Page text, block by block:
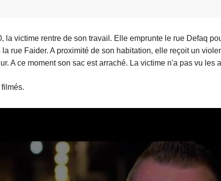
la victime rentre de son travail. Elle emprunte le rue Defaq
rue Faider. A proximité de son habitation, elle reçoit un
A ce moment son sac est arraché. La victime n'a pas vu les